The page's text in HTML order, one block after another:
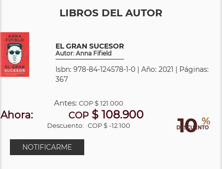
LIBROS DEL AUTOR
EL GRAN SUCESOR
Autor: Anna Fifield
Isbn: 978-84-124578-1-0 | Año: 2021 | Páginas:
367
10 %
DESCUENTO
Antes:COP$ 121.000
Ahora: COP $ 108.900
Descuento: COP $ -12.100
NOTIFICARME